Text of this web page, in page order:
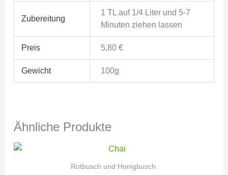
Zubereitung
1 TL auf 1/4 Liter und 5-7
Minuten ziehen lassen
Preis 5,80 €
Gewicht 100g
Ähnliche Produkte
Rotbusch und Honigbusch